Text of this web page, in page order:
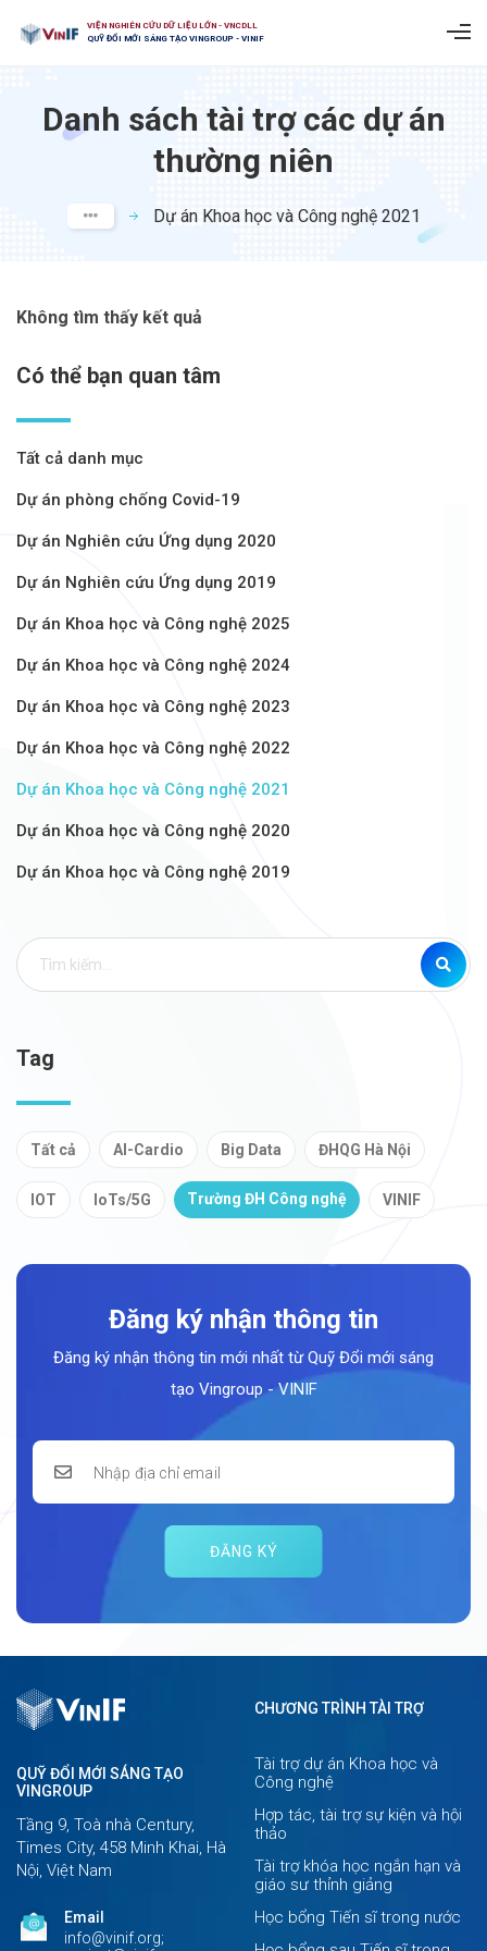
VIỆN NGHIÊN CỨU DỮ LIỆU LỚN - VNCDLL
QUỸ ĐỔI MỚI SÁNG TẠO VINGROUP - VINIF
Danh sách tài trợ các dự án
thường niên
Dự án Khoa học và Công nghệ 2021
Không tìm thấy kết quả
Có thể bạn quan tâm
Tất cả danh mục
Dự án phòng chống Covid-19
Dự án Nghiên cứu Ứng dụng 2020
Dự án Nghiên cứu Ứng dụng 2019
Dự án Khoa học và Công nghệ 2025
Dự án Khoa học và Công nghệ 2024
Dự án Khoa học và Công nghệ 2023
Dự án Khoa học và Công nghệ 2022
Dự án Khoa học và Công nghệ 2021
Dự án Khoa học và Công nghệ 2020
Dự án Khoa học và Công nghệ 2019
Tag
Tất cả AI-Cardio Big Data ĐHQG Hà Nội
IOT IoTs/5G Trường ĐH Công nghệ VINIF
Đăng ký nhận thông tin
Đăng ký nhận thông tin mới nhất từ Quỹ Đổi mới sáng
tạo Vingroup - VINIF
ĐĂNG KÝ
QUỸ ĐỔI MỚI SÁNG TẠO
VINGROUP
Tầng 9, Toà nhà Century,
Times City, 458 Minh Khai, Hà
Nội, Việt Nam
Email
info@vinif.org;
CHƯƠNG TRÌNH TÀI TRỢ
Tài trợ dự án Khoa học và
Công nghệ
Hợp tác, tài trợ sự kiện và hội
thảo
Tài trợ khóa học ngắn hạn và
giáo sư thỉnh giảng
Học bổng Tiến sĩ trong nước